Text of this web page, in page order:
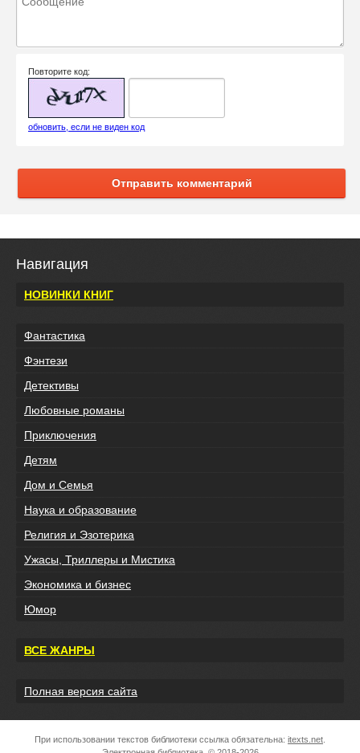
Повторите код:
обновить, если не виден код
Отправить комментарий
Навигация
НОВИНКИ КНИГ
Фантастика
Фэнтези
Детективы
Любовные романы
Приключения
Детям
Дом и Семья
Наука и образование
Религия и Эзотерика
Ужасы, Триллеры и Мистика
Экономика и бизнес
Юмор
ВСЕ ЖАНРЫ
Полная версия сайта
При использовании текстов библиотеки ссылка обязательна: itexts.net